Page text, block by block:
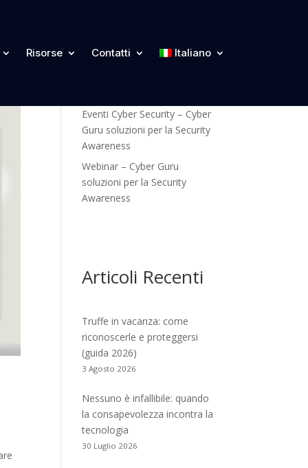
Risorse Contatti Italiano
Categorie
Eventi Cyber Security – Cyber
Guru soluzioni per la Security
Awareness
Webinar – Cyber Guru
soluzioni per la Security
Awareness
Articoli Recenti
Truffe in vacanza: come
riconoscerle e proteggersi
(guida 2026)
3 Agosto 2026
Nessuno è infallibile: quando
la consapevolezza incontra la
tecnologia
30 Luglio 2026